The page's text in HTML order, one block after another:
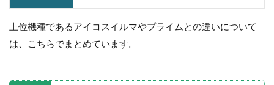
上位機種であるアイコスイルマやプライムとの違いについて
は、こちらでまとめています。